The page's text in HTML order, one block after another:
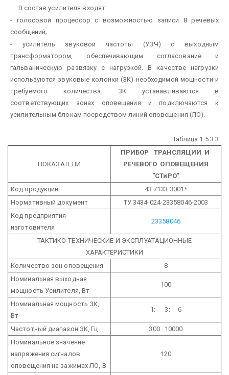
В состав усилителя входят:
- голосовой процессор с возможностью записи 8 речевых
сообщений;
- усилитель звуковой частоты (УЗЧ) с выходным
трансформатором, обеспечивающим согласование и
гальваническую развязку с нагрузкой. В качестве нагрузки
используются звуковые колонки (ЗК) необходимой мощности и
требуемого количества. ЗК устанавливаются в
соответствующих зонах оповещения и подключаются к
усилительным блокам посредством линий оповещения (ЛО).
Таблица 1.5.3.3
ПОКАЗАТЕЛИ
ПРИБОР ТРАНСЛЯЦИИ И
РЕЧЕВОГО ОПОВЕЩЕНИЯ
"СТиРО"
Код продукции
43 7133 3001*
Нормативный документ
ТУ 3434-024-23358046-2003
Код предприятия-
изготовителя
23358046
ТАКТИКО-ТЕХНИЧЕСКИЕ И ЭКСПЛУАТАЦИОННЫЕ
ХАРАКТЕРИСТИКИ
Количество зон оповещения
8
Номинальная выходная
мощность Усилителя, Вт
100
Номинальная мощность ЗК,
Вт
1; 3; 6
Частотный диапазон ЗК, Гц
300...10000
Номинальное значение
напряжения сигналов
оповещения на зажимах ЛО, В
120